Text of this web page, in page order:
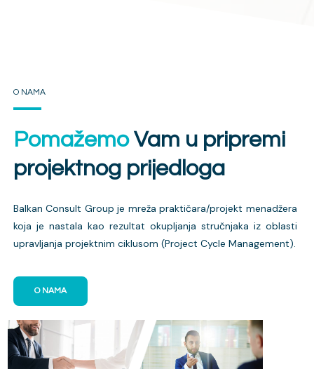
O NAMA
PomažemoVam u pripremi
projektnog prijedloga
Balkan Consult Group je mreža praktičara/projekt menadžera
koja je nastala kao rezultat okupljanja stručnjaka iz oblasti
upravljanja projektnim ciklusom (Project Cycle Management).
O NAMA